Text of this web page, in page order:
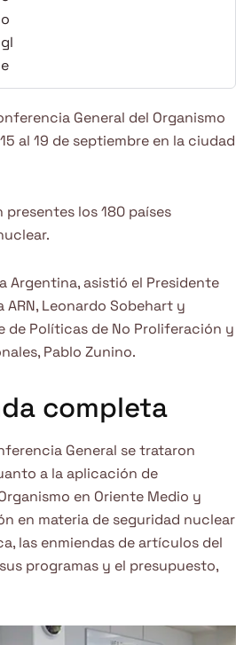
General del Organismo
al 19 de septiembre en la ciudad
los 180 países
Argentina, asistió el Presidente
Leonardo Sobehart y
de Políticas de No Proliferación y
Pablo Zunino.
completa
General se trataron
a la aplicación de
en Oriente Medio y
en materia de seguridad nuclear
las enmiendas de artículos del
programas y el presupuesto,